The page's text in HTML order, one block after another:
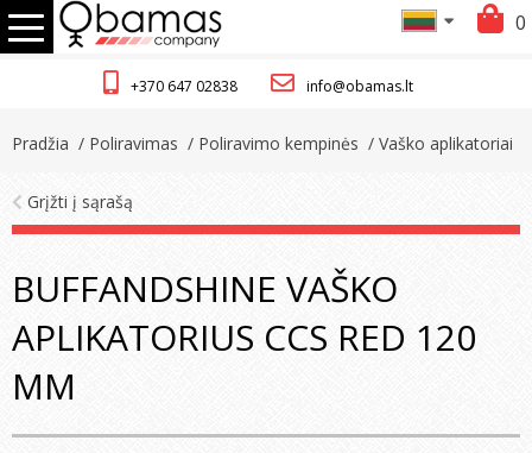
+370 647 02838 info@obamas.lt
0
Pradžia / Poliravimas / Poliravimo kempinės / Vaško aplikatoriai
Grįžti į sąrašą
BUFFANDSHINE VAŠKO
APLIKATORIUS CCS RED 120
MM